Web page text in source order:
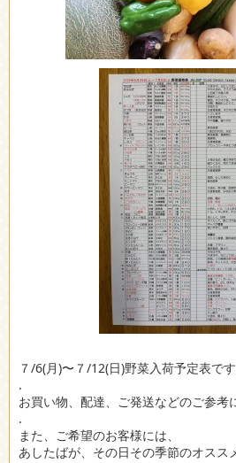
７/6(月)〜７/12(日)野菜入荷予定表です
.
お買い物、配達、ご発送などのご参考
.
また、ご希望のお客様には、
あしたばが、その日その季節のオスス